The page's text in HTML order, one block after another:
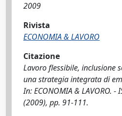
2009
Rivista
ECONOMIA & LAVORO
Citazione
Lavoro flessibile, inclusione
una strategia integrata di
In: ECONOMIA & LAVORO. -
(2009), pp. 91-111.